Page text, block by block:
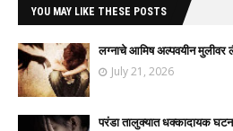
YOU MAY LIKE THESE POSTS
लग्नाचे आमिष अल्पवयीन मुलीवर
July 21, 2026
परंडा तालुक्यात धक्कादायक